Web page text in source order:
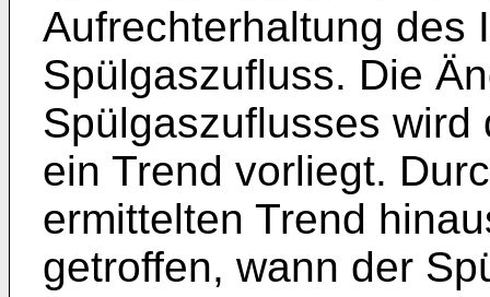
Aufrechterhaltung des
Spülgaszufluss. Die
Spülgaszuflusses
ein Trend vorliegt.
ermittelten Trend
getroffen, wann der